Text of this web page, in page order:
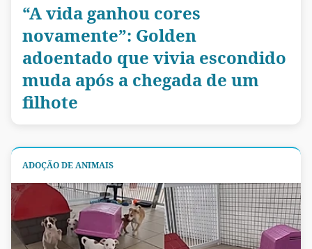
“A vida ganhou cores
novamente”: Golden
adoentado que vivia escondido
muda após a chegada de um
filhote
ADOÇÃO DE ANIMAIS